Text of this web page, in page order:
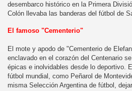
desembarco histórico en la Primera
Colón llevaba las banderas del fútbol de
El famoso "Cementerio"
El mote y apodo de "Cementerio de
enclavado en el corazón del Centenario
épicas e inolvidables desde lo deportivo.
fútbol mundial, como Peñarol de
misma Selección Argentina de fútbol,